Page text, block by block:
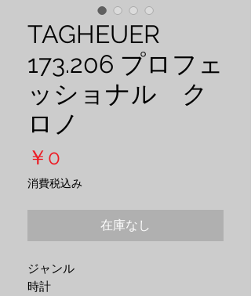
TAGHEUER
173.206 プロフェ
ッショナル ク
ロノ
￥0
格
消費税込み
在庫なし
ジャンル
時計